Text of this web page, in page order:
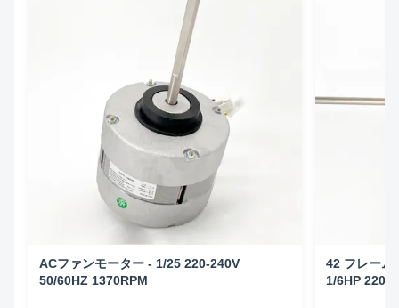
ACファンモーター - 1/25 220-240V
50/60HZ 1370RPM
42 フレーム
1/6HP 220-